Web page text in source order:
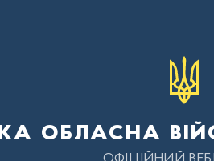
обласна